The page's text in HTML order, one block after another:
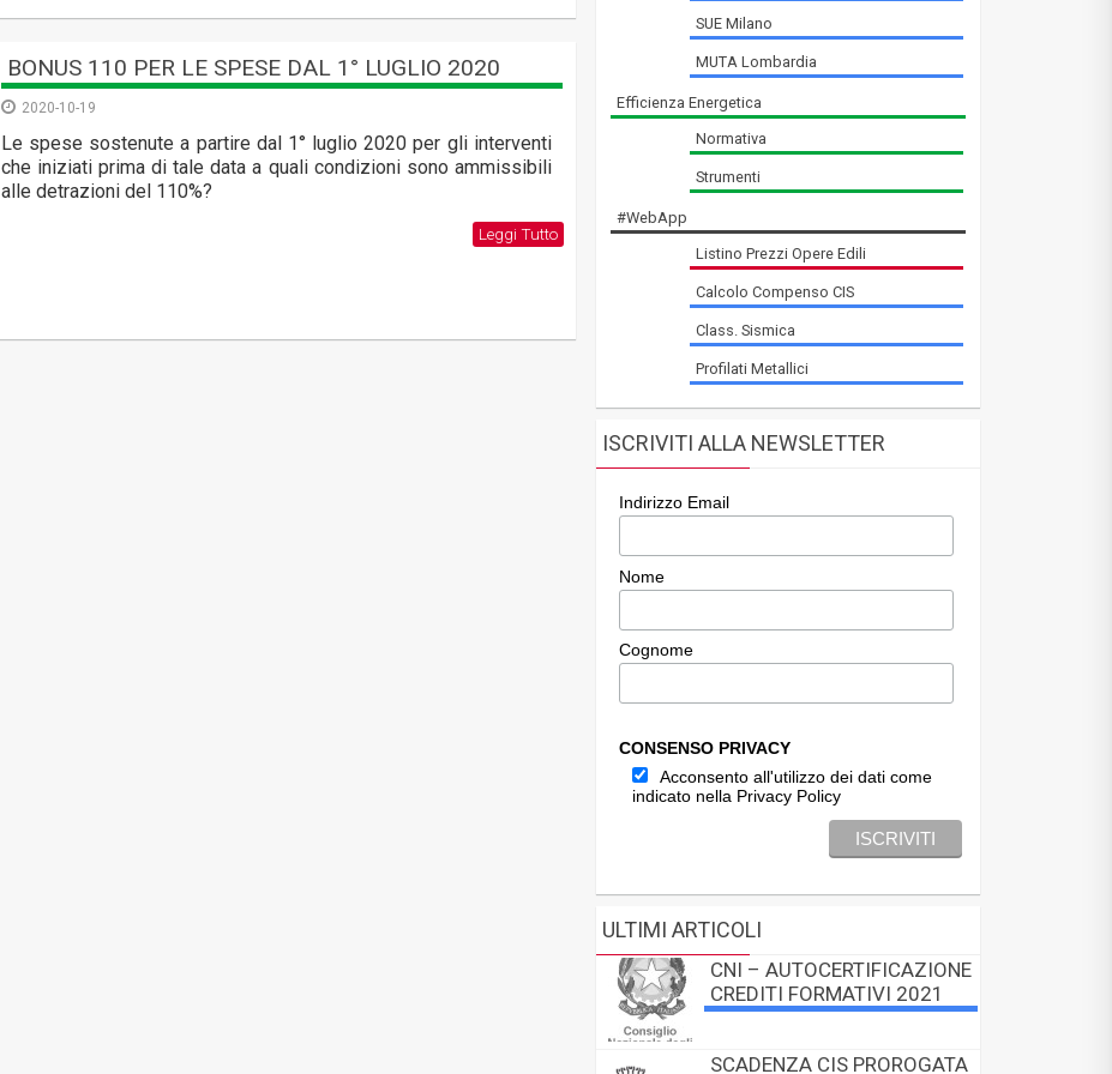
BONUS 110 PER LE SPESE DAL 1° LUGLIO 2020
2020-10-19
Le spese sostenute a partire dal 1° luglio 2020 per gli interventi
che iniziati prima di tale data a quali condizioni sono ammissibili
alle detrazioni del 110%?
Leggi Tutto
SUE Milano
MUTA Lombardia
Efficienza Energetica
Normativa
Strumenti
#WebApp
Listino Prezzi Opere Edili
Calcolo Compenso CIS
Class. Sismica
Profilati Metallici
ISCRIVITI ALLA NEWSLETTER
Indirizzo Email
Nome
Cognome
CONSENSO PRIVACY
Acconsento all'utilizzo dei dati come
indicato nella Privacy Policy
ULTIMI ARTICOLI
CNI – AUTOCERTIFICAZIONE
CREDITI FORMATIVI 2021
SCADENZA CIS PROROGATA